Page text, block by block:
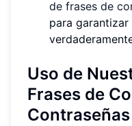
de frases de
para garantizar
Uso de
Frases de